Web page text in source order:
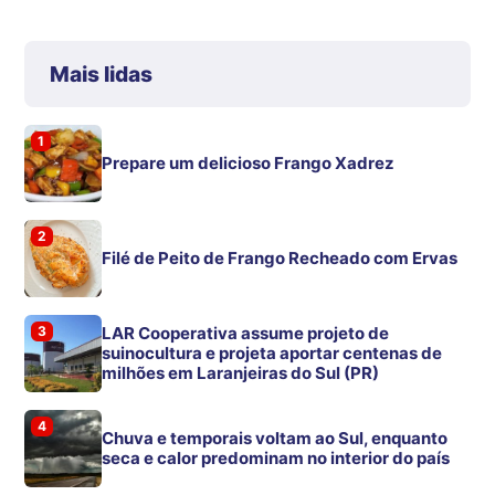
Mais lidas
1
Prepare um delicioso Frango Xadrez
2
Filé de Peito de Frango Recheado com Ervas
3
LAR Cooperativa assume projeto de
suinocultura e projeta aportar centenas de
milhões em Laranjeiras do Sul (PR)
4
Chuva e temporais voltam ao Sul, enquanto
seca e calor predominam no interior do país